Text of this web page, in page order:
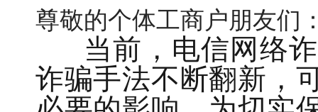
尊敬的个体工商户朋友们
当前，电信网络诈
诈骗手法不断翻新，